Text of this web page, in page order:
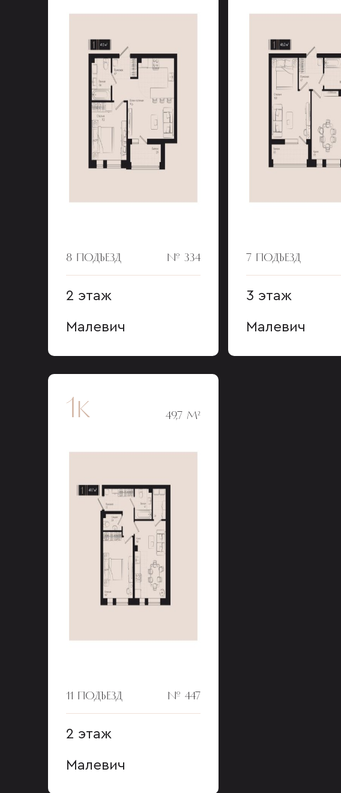
8 ПОДЪЕЗД № 334
2 этаж
Малевич
7 ПОДЪЕЗД
3 этаж
Малевич
1к 49,7 М²
11 ПОДЪЕЗД № 447
2 этаж
Малевич